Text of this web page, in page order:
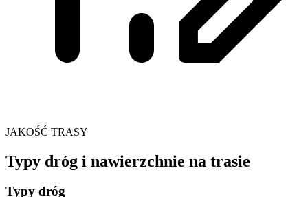
JAKOŚĆ TRASY
Typy dróg i nawierzchnie na trasie
Typy dróg